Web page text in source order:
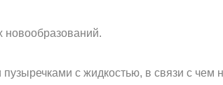
новообразований.
с жидкостью, в связи с чем